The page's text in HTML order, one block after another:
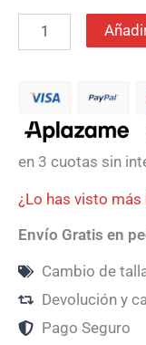
en 3 cuotas sin
¿Lo has visto
Envío Gratis en
Cambio de
Devolución y
Pago Seguro